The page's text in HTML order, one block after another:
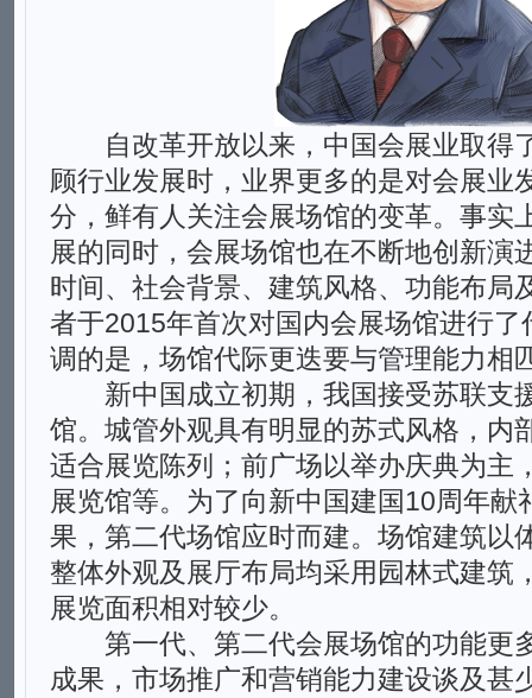
自改革开放以来，中国会展业取得
顾行业发展时，业界更多的是对会展业
分，鲜有人关注会展场馆的变革。事实
展的同时，会展场馆也在不断地创新演
时间、社会背景、建筑风格、功能布局
者于2015年首次对国内会展场馆进行
调的是，场馆代际更迭要与管理能力相
新中国成立初期，我国接受苏联支
馆。城管外观具有明显的苏式风格，内
适合展览陈列；前广场以举办庆典为主
展览馆等。为了向新中国建国10周年献
果，第二代场馆应时而建。场馆建筑以
整体外观及展厅布局均采用园林式建筑
展览面积相对较少。
第一代、第二代会展场馆的功能更
成果，市场推广和营销能力建设谈及甚